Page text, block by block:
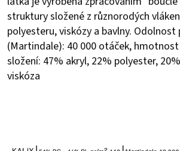
struktury složené z různorodých
polyesteru, viskózy a bavlny.
(Martindale): 40 000 otáček,
složení: 47% akryl, 22% polyester,
viskóza